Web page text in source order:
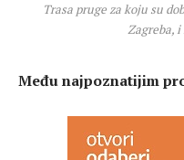
Trasa pruge za koju su
Zagreba,
Među najpoznatijim